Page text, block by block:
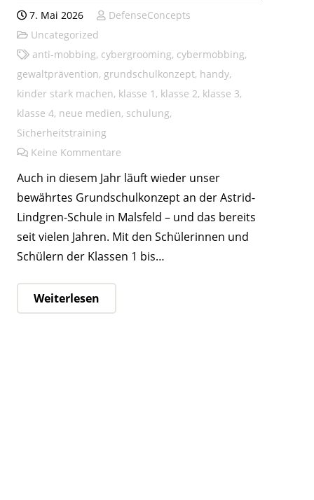
7. Mai 2026
DefenseConcepts
Uncategorized
anti-mobbing, cybergrooming, cybermobbing,
gewaltprävention, grundschulkonzept, handy,
kinder stark machen, klasse 1 , klasse 2, klasse 3,
klasse 4, neue medien, schulung,
Sicherheitstraining
Keine Kommentare
Auch in diesem Jahr läuft wieder unser
bewährtes Grundschulkonzept an der Astrid-
Lindgren-Schule in Malsfeld – und das bereits
seit vielen Jahren. Mit den Schülerinnen und
Schülern der Klassen 1 bis…
Weiterlesen